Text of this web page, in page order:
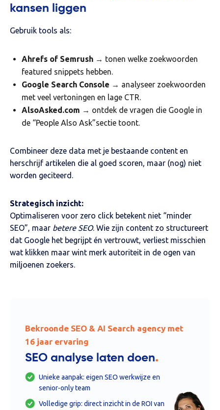
kansen liggen
Gebruik tools als:
Ahrefs of Semrush → tonen welke zoekwoorden
featured snippets hebben.
Google Search Console → analyseer zoekwoorden
met veel vertoningen en lage CTR.
AlsoAsked.com → ontdek de vragen die Google in
de “People Also Ask”sectie toont.
Combineer deze data met je bestaande content en
herschrijf artikelen die al goed scoren, maar (nog) niet
worden geciteerd.
Strategisch inzicht:
Optimaliseren voor zero click betekent niet “minder
SEO”, maar betere SEO. Wie zijn content zo structureert
dat Google het begrijpt én vertrouwt, verliest misschien
wat klikken maar wint merk autoriteit in de ogen van
miljoenen zoekers.
Bekroonde SEO & AI Search agency met
16 jaar ervaring
SEO analyse laten doen.
Unieke aanpak: eigen SEO werkwijze en
senior-only team
Volledige grip: direct inzicht in de ROI van